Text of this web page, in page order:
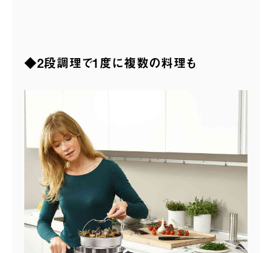
◆2段調理で1度に複数の料理も